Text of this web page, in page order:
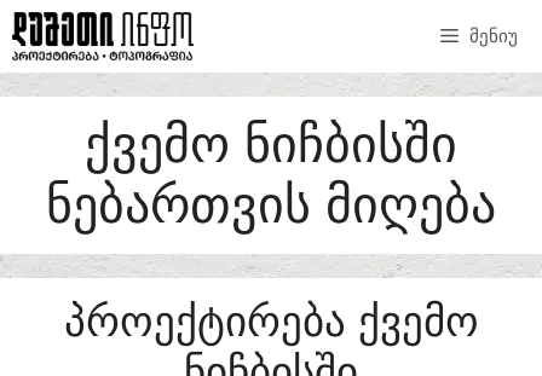
SKIP
TO
CONTENT
ᲛᲔᲜᲘᲣ
ᲥᲕᲔᲛᲝ ᲜᲘᲩᲑᲘᲡᲨᲘ
ᲜᲔᲑᲐᲠᲗᲕᲘᲡ ᲛᲘᲦᲔᲑᲐ
ᲞᲠᲝᲔᲥᲢᲘᲠᲔᲑᲐ ᲥᲕᲔᲛᲝ